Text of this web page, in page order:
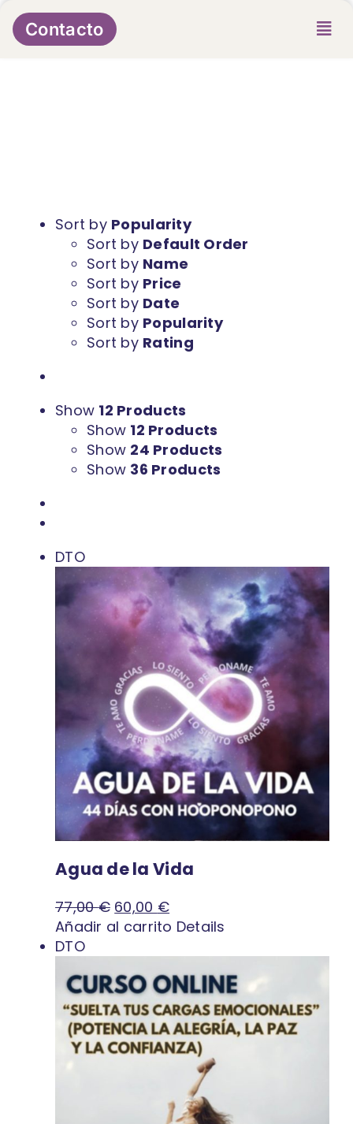
Skip
to
content
Contacto
Sort by Popularity
Sort by Default Order
Sort by Name
Sort by Price
Sort by Date
Sort by Popularity
Sort by Rating
Show 12 Products
Show 12 Products
Show 24 Products
Show 36 Products
DTO
Agua de la Vida
77,00€ El
precio
77,00 €.
60,00 €El
precio
60,00 €.
Añadir al carrito Details
DTO